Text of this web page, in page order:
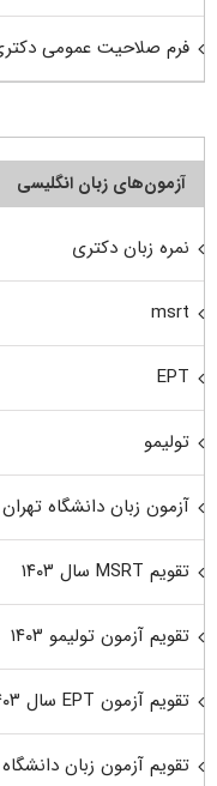
فرم صلاحیت عمومی
آزمون‌های زبان انگلیسی
نمره زبان دکتری
msrt
EPT
تولیمو
آزمون زبان دانشگاه تهران
تقویم MSRT سال ۱۴۰۳
تقویم آزمون تولیمو ۱۴۰۳
تقویم آزمون EPT سال ۱۴۰۳
تقویم آزمون زبان دانشگاه